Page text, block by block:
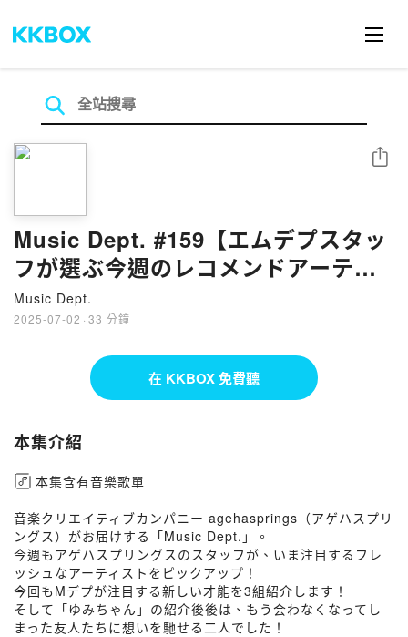
Music Dept. #159【エムデプスタッ
フが選ぶ今週のレコメンドアーティ
スト】
Music Dept.
2025-07-02 · 33 分鐘
分享
在 KKBOX 免費聽
本集介紹
本集含有音樂歌單
音楽クリエイティブカンパニー agehasprings（アゲハスプリ
ングス）がお届けする「Music Dept.」。
今週もアゲハスプリングスのスタッフが、いま注目するフレ
ッシュなアーティストをピックアップ！
今回もMデプが注目する新しい才能を3組紹介します！
そして「ゆみちゃん」の紹介後後は、もう会わなくなってし
まった友人たちに想いを馳せる二人でした！